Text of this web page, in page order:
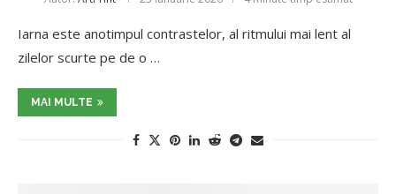
Iarna este anotimpul contrastelor, al ritmului mai lent al
zilelor scurte pe de o …
MAI MULTE